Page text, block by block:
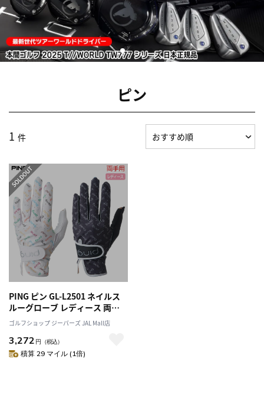
ピン
1 件
PING ピン GL-L2501 ネイルス
ルーグローブ レディース 両手
用 ゴルフ 2025秋冬モデル 日本
正規品
ゴルフショップ ジーパーズ JAL Mall店
3,272 円 （税込）
積算 29 マイル (1倍)